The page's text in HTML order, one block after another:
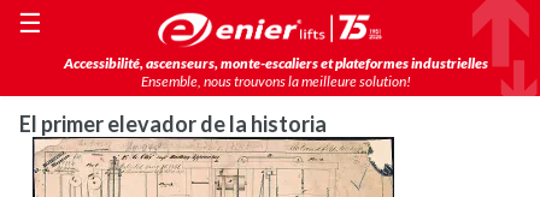
Accessibilité, ascenseurs, monte-escaliers et plateformes industrielles
Ensemble, nous trouvons la meilleure solution!
☰
El primer elevador de la historia